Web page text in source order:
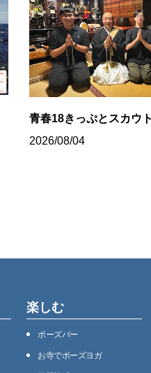
青春18きっぷとスカウ
2026/08/04
楽しむ
ボーズバー
お寺でボーズヨガ